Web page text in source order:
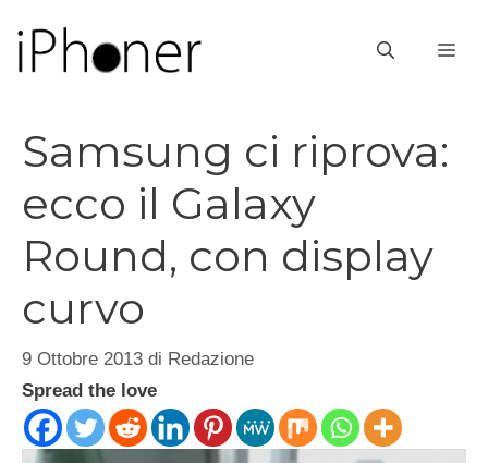
contenuto
Samsung ci riprova:
ecco il Galaxy
Round, con display
curvo
9 Ottobre 2013 di Redazione
Spread the love